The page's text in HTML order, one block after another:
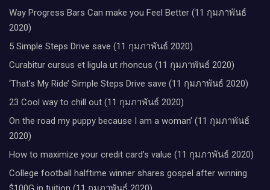
Way Progress Bars Can make you Feel Better (11 กุมภาพันธ์
2020)
5 Simple Steps Drive save (11 กุมภาพันธ์ 2020)
Curabitur cursus et ligula ut rhoncus (11 กุมภาพันธ์ 2020)
‘That’s My Ride’ Simple Steps Drive save (11 กุมภาพันธ์ 2020)
23 Cool way to chill out (11 กุมภาพันธ์ 2020)
On the road my puppy because I am a woman’ (11 กุมภาพันธ์
2020)
How to maximize your credit card’s value (11 กุมภาพันธ์ 2020)
College football halftime winner shares gospel after winning